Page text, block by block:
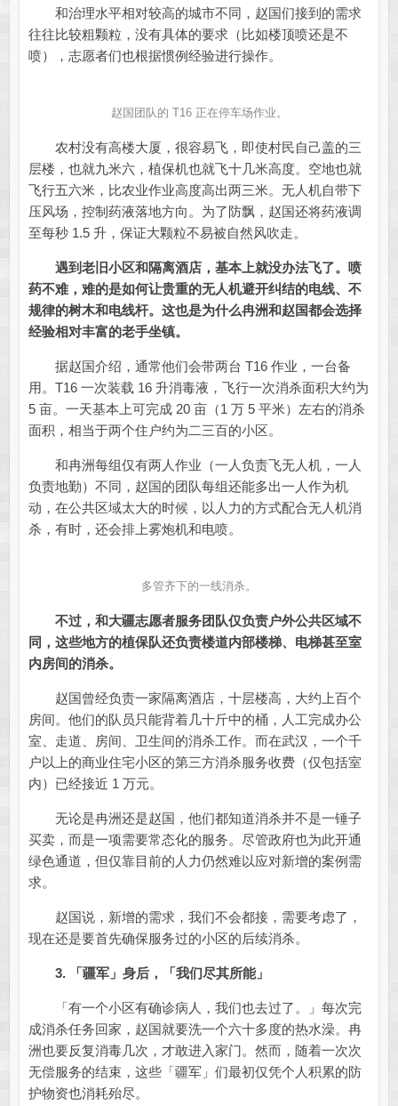
和治理水平相对较高的城市不同，赵国们接到的需求
往往比较粗颗粒，没有具体的要求（比如楼顶喷还是不
喷），志愿者们也根据惯例经验进行操作。
赵国团队的 T16 正在停车场作业。
农村没有高楼大厦，很容易飞，即使村民自己盖的三
层楼，也就九米六，植保机也就飞十几米高度。空地也就
飞行五六米，比农业作业高度高出两三米。无人机自带下
压风场，控制药液落地方向。为了防飘，赵国还将药液调
至每秒 1.5 升，保证大颗粒不易被自然风吹走。
遇到老旧小区和隔离酒店，基本上就没办法飞了。 喷
药不难，难的是如何让贵重的无人机避开纠结的电线、不
规律的树木和电线杆。 这也是为什么冉洲和赵国都会选择
经验相对丰富的老手坐镇。
据赵国介绍，通常他们会带两台 T16 作业，一台备
用。T16 一次装载 16 升消毒液，飞行一次消杀面积大约为
5 亩。一天基本上可完成 20 亩（1 万 5 平米）左右的消杀
面积，相当于两个住户约为二三百的小区。
和冉洲每组仅有两人作业（一人负责飞无人机，一人
负责地勤）不同，赵国的团队每组还能多出一人作为机
动，在公共区域太大的时候，以人力的方式配合无人机消
杀，有时，还会排上雾炮机和电喷。
多管齐下的一线消杀。
不过，和大疆志愿者服务团队仅负责户外公共区域不
同，这些地方的植保队还负责楼道内部楼梯、电梯甚至室
内房间的消杀。
赵国曾经负责一家隔离酒店，十层楼高，大约上百个
房间。他们的队员只能背着几十斤中的桶，人工完成办公
室、走道、房间、卫生间的消杀工作。而在武汉，一个千
户以上的商业住宅小区的第三方消杀服务收费（仅包括室
内）已经接近 1 万元。
无论是冉洲还是赵国，他们都知道消杀并不是一锤子
买卖，而是一项需要常态化的服务。尽管政府也为此开通
绿色通道，但仅靠目前的人力仍然难以应对新增的案例需
求。
赵国说，新增的需求，我们不会都接，需要考虑了，
现在还是要首先确保服务过的小区的后续消杀。
3. 「疆军」身后，「我们尽其所能」
「有一个小区有确诊病人，我们也去过了。」每次完
成消杀任务回家，赵国就要洗一个六十多度的热水澡。冉
洲也要反复消毒几次，才敢进入家门。然而，随着一次次
无偿服务的结束，这些「疆军」们最初仅凭个人积累的防
护物资也消耗殆尽。